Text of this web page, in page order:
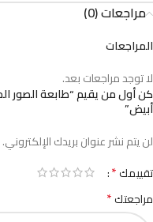
مراجعات (0)
المراجعات
لا توجد مراجعات بعد.
أبيض”
لن يتم نشر عنوان بريدك الإلكتروني.
تقييمك*
مراجعتك*